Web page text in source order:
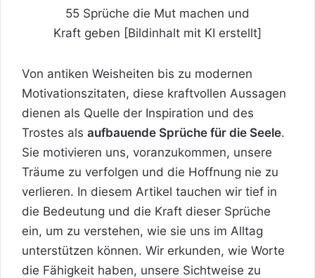
55 Sprüche die Mut machen und
Kraft geben [Bildinhalt mit KI erstellt]
Von antiken Weisheiten bis zu modernen
Motivationszitaten, diese kraftvollen Aussagen
dienen als Quelle der Inspiration und des
Trostes als aufbauende Sprüche für die Seele.
Sie motivieren uns, voranzukommen, unsere
Träume zu verfolgen und die Hoffnung nie zu
verlieren. In diesem Artikel tauchen wir tief in
die Bedeutung und die Kraft dieser Sprüche
ein, um zu verstehen, wie sie uns im Alltag
unterstützen können. Wir erkunden, wie Worte
die Fähigkeit haben, unsere Sichtweise zu